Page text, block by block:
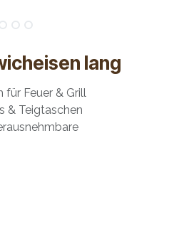
lang
für Feuer & Grill
& Teigtaschen